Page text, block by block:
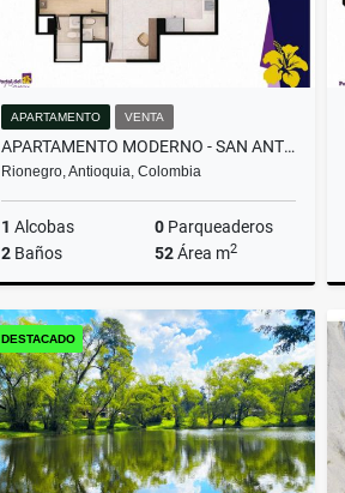
APARTAMENTO VENTA
APARTAMENTO MODERNO - SAN ANTONIO DE PEREIRA
Rionegro, Antioquia, Colombia
1 Alcobas 0 Parqueaderos
2 Baños 52Área m2
Venta
$410.000.000
DESTACADO